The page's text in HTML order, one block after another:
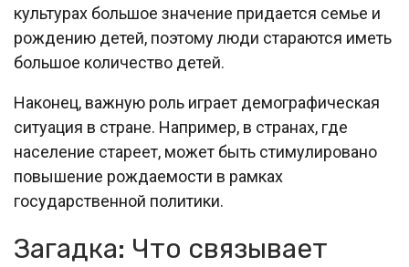
культурах большое значение придается семье и
рождению детей, поэтому люди стараются иметь
большое количество детей.
Наконец, важную роль играет демографическая
ситуация в стране. Например, в странах, где
население стареет, может быть стимулировано
повышение рождаемости в рамках
государственной политики.
Загадка: Что связывает